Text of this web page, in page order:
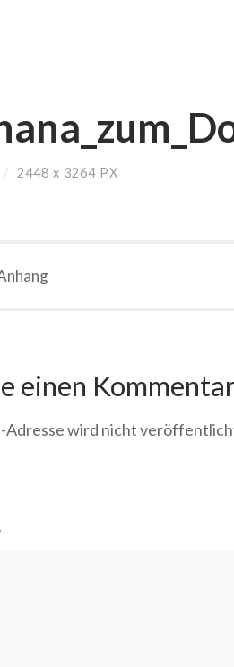
/ 2448 x 3264 PX
einen
Adresse wird nicht